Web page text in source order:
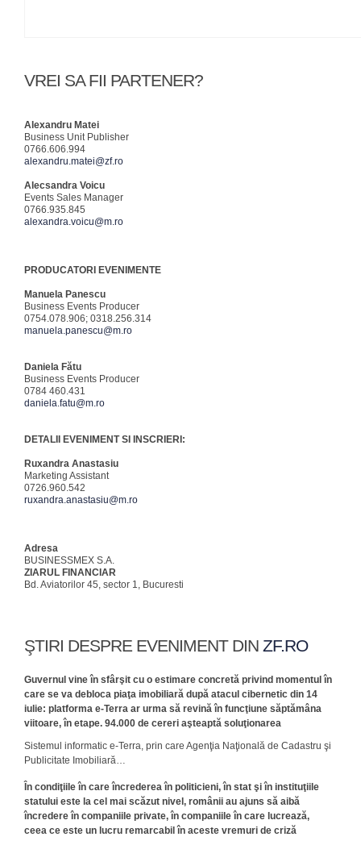
VREI SA FII PARTENER?
Alexandru Matei
Business Unit Publisher
0766.606.994
alexandru.matei@zf.ro
Alecsandra Voicu
Events Sales Manager
0766.935.845
alexandra.voicu@m.ro
PRODUCATORI EVENIMENTE
Manuela Panescu
Business Events Producer
0754.078.906; 0318.256.314
manuela.panescu@m.ro
Daniela Fătu
Business Events Producer
0784 460.431
daniela.fatu@m.ro
DETALII EVENIMENT SI INSCRIERI:
Ruxandra Anastasiu
Marketing Assistant
0726.960.542
ruxandra.anastasiu@m.ro
Adresa
BUSINESSMEX S.A.
ZIARUL FINANCIAR
Bd. Aviatorilor 45, sector 1, Bucuresti
ŞTIRI DESPRE EVENIMENT DIN ZF.RO
Guvernul vine în sfârşit cu o estimare concretă privind momentul în
care se va debloca piaţa imobiliară după atacul cibernetic din 14
iulie: platforma e-Terra ar urma să revină în funcţiune săptămâna
viitoare, în etape. 94.000 de cereri aşteaptă soluţionarea
Sistemul informatic e-Terra, prin care Agenţia Naţională de Cadastru şi
Publicitate Imobiliară…
În condiţiile în care încrederea în politicieni, în stat şi în instituţiile
statului este la cel mai scăzut nivel, românii au ajuns să aibă
încredere în companiile private, în companiile în care lucrează,
ceea ce este un lucru remarcabil în aceste vremuri de criză